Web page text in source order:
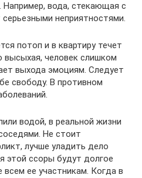
вода, стекающая с
неприятностями.
потоп и в квартиру течет
высыхая, человек слишком
выхода эмоциям. Следует
свободу. В противном
водой, в реальной жизни
Не стоит
лучше уладить дело
этой ссоры будут долгое
ее участникам. Когда в